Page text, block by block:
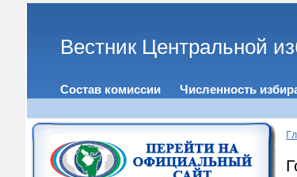
Вестник Центральной
Состав комиссии Численность